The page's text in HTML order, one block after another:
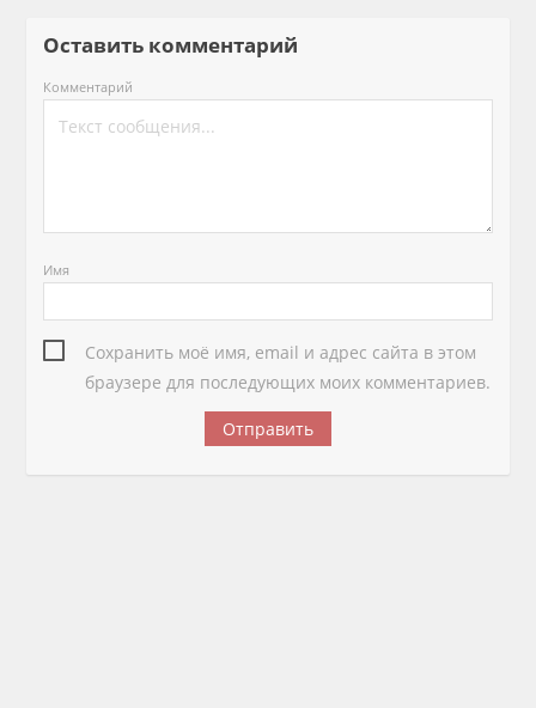
Оставить комментарий
Комментарий
Имя
Сохранить моё имя, email и адрес сайта в этом
браузере для последующих моих комментариев.